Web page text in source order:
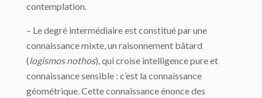
contemplation.
– Le degré intermédiaire est constitué par une
connaissance mixte, un raisonnement bâtard
(logismos nothos), qui croise intelligence pure et
connaissance sensible : c’est la connaissance
géométrique. Cette connaissance énonce des